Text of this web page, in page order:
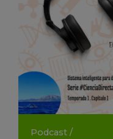
Podcast /